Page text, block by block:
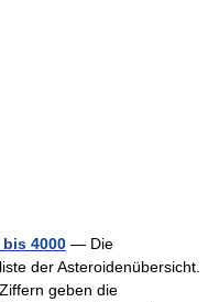
4000 — Die
der Asteroidenübersicht.
geben die